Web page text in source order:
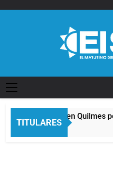
TITULARES
Alerta naranja en Quilmes
5 Horas Atrás